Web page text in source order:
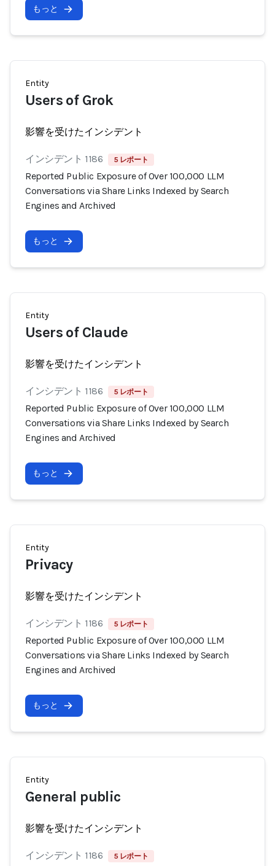
もっと
Entity
Users of Grok
影響を受けたインシデント
インシデント 1186 5 レポート
Reported Public Exposure of Over 100,000 LLM
Conversations via Share Links Indexed by Search
Engines and Archived
もっと
Entity
Users of Claude
影響を受けたインシデント
インシデント 1186 5 レポート
Reported Public Exposure of Over 100,000 LLM
Conversations via Share Links Indexed by Search
Engines and Archived
もっと
Entity
Privacy
影響を受けたインシデント
インシデント 1186 5 レポート
Reported Public Exposure of Over 100,000 LLM
Conversations via Share Links Indexed by Search
Engines and Archived
もっと
Entity
General public
影響を受けたインシデント
インシデント 1186 5 レポート